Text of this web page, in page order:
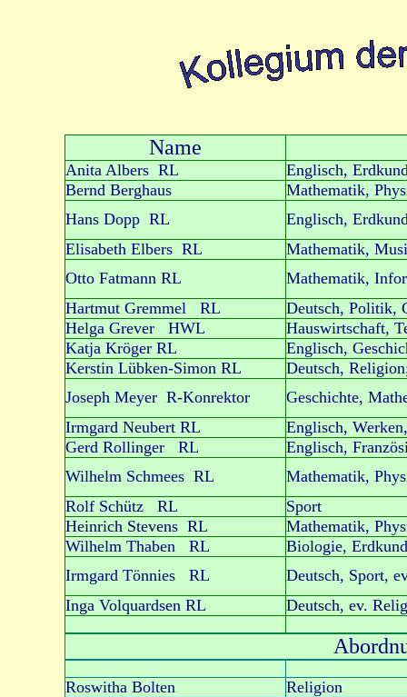
Name
Anita Albers RL
Englisch,
Bernd Berghaus
Mathematik,
Hans Dopp RL
Englisch,
Elisabeth Elbers RL
Mathematik,
Otto Fatmann RL
Mathematik,
Hartmut Gremmel RL
Deutsch, Politik,
Helga Grever HWL
Hauswirtschaft,
Katja Kröger RL
Englisch,
Kerstin Lübken-Simon RL
Deutsch,
Joseph Meyer R-Konrektor
Geschichte,
Irmgard Neubert RL
Englisch,
Gerd Rollinger RL
Englisch,
Wilhelm Schmees RL
Mathematik,
Rolf Schütz RL
Sport
Heinrich Stevens RL
Mathematik,
Wilhelm Thaben RL
Biologie,
Irmgard Tönnies RL
Deutsch, Sport,
Inga Volquardsen RL
Deutsch, ev.
Roswitha Bolten
Religion